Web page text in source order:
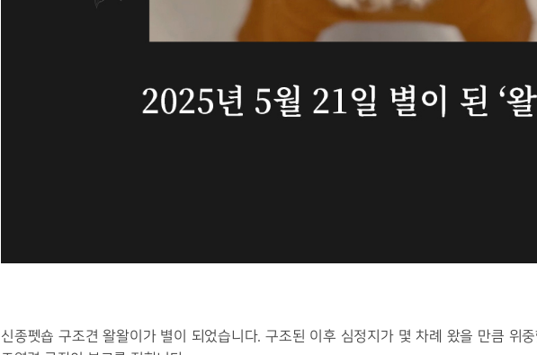
신종펫숍 구조견 왈왈이가 별이 되었습니다. 구조된 이후 심정지가 몇 차례 왔을 만큼 위